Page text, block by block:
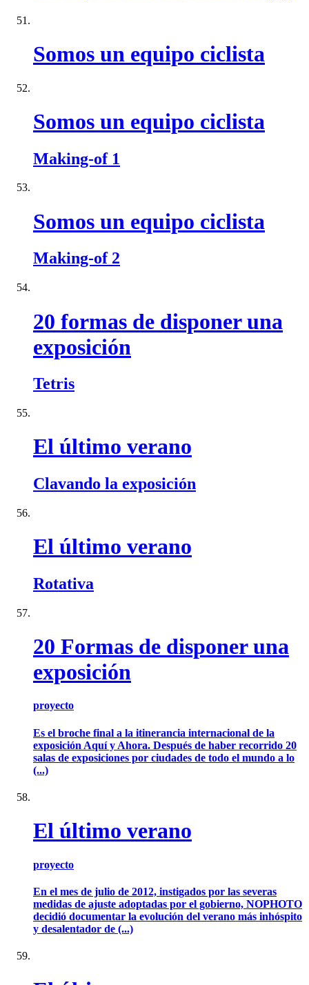
Somos un equipo ciclista
Somos un equipo ciclista
Making-of 1
Somos un equipo ciclista
Making-of 2
20 formas de disponer una
exposición
Tetris
El último verano
Clavando la exposición
El último verano
Rotativa
20 Formas de disponer una
exposición
proyecto
Es el broche final a la itinerancia internacional de la
exposición Aquí y Ahora. Después de haber recorrido 20
salas de exposiciones por ciudades de todo el mundo a lo
(...)
El último verano
proyecto
En el mes de julio de 2012, instigados por las severas
medidas de ajuste adoptadas por el gobierno, NOPHOTO
decidió documentar la evolución del verano más inhóspito
y desalentador de (...)